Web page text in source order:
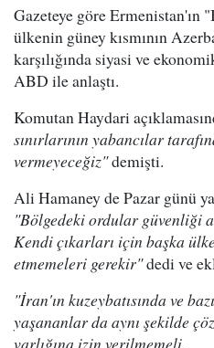
Gazeteye göre Ermenistan'ın
ülkenin güney kısmının
karşılığında siyasi ve
ABD ile anlaştı.
Komutan Haydari
sınırlarının yabancılar
vermeyeceğiz"demişti.
Ali Hamaney de Pazar günü
"Bölgedeki ordular güvenliği
Kendi çıkarları için başka
etmemeleri gerekir"dedi ve
"İran'ın kuzeybatısında ve
yaşananlar da aynı şekilde
varlığına izin verilmemeli.